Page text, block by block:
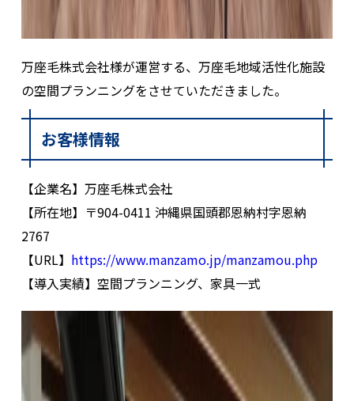
万座毛株式会社様が運営する、万座毛地域活性化施設
の空間プランニングをさせていただきました。
お客様情報
【企業名】万座毛株式会社
【所在地】〒904-0411 沖縄県国頭郡恩納村字恩納
2767
【URL】 https://www.manzamo.jp/manzamou.php
【導入実績】空間プランニング、家具一式